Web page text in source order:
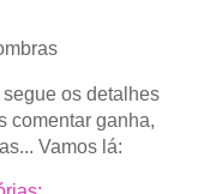
os detalhes
comentar ganha,
Vamos lá: